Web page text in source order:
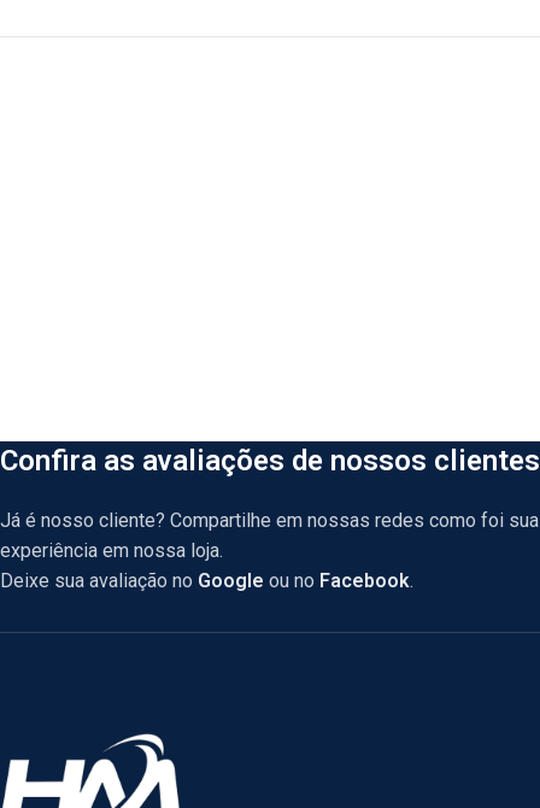
Confira as avaliações de nossos clientes
Já é nosso cliente? Compartilhe em nossas redes como foi sua
experiência em nossa loja.
Deixe sua avaliação no Google ou no Facebook.